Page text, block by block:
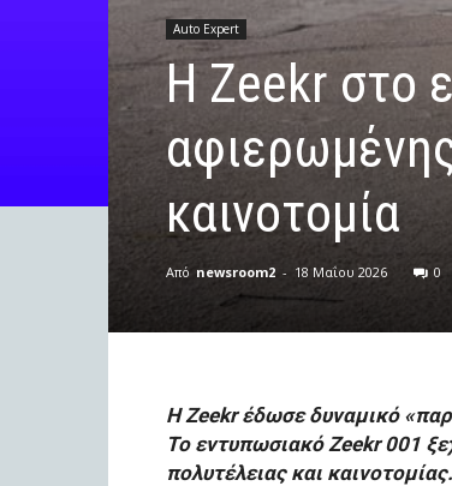
Auto Expert
Η Zeekr στο
καινοτομία
Από newsroom2 - 18 Μαΐου 2026 0
Η Zeekr έδωσε δυναμικό
Το εντυπωσιακό Zeekr 001
πολυτέλειας και